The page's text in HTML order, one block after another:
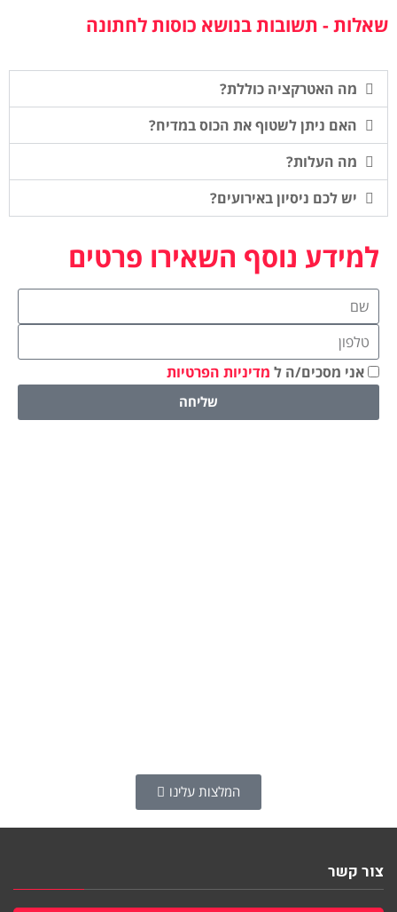
שאלות - תשובות בנושא כוסות לחתונה
מה האטרקציה כוללת?
האם ניתן לשטוף את הכוס במדיח?
מה העלות?
יש לכם ניסיון באירועים?
למידע נוסף השאירו פרטים
אני מסכים/ה ל מדיניות הפרטיות
שליחה
המלצות עלינו
צור קשר